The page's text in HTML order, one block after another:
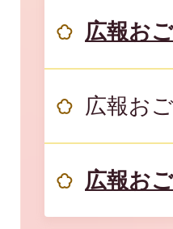
広報お
広報お
広報お